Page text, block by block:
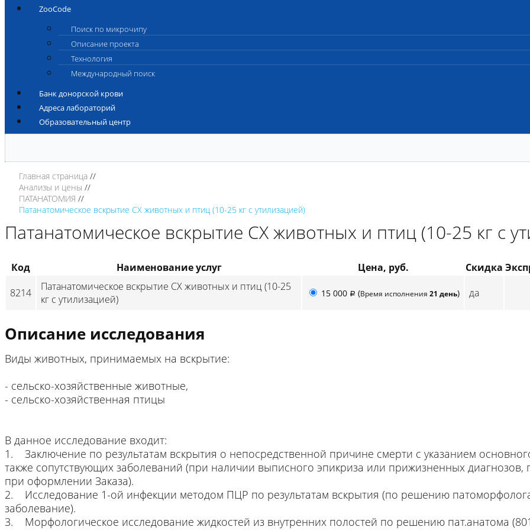
ZooCode
Поиск по микрочипу
Описание проекта
Технология
Международный поиск
Банк донорской крови
Адреса лабораторий
Образовательный центр
Главная страница
Анализы и цены
ПАТАНАТОМИЯ
Патанатомическое вскрытие СХ животных и птиц (10-25 кг с утилизацией)
Патанатомическое вскрытие СХ животных и птиц (10-25 кг с
Код Наименование услуг Цена, руб. Скидка
8214
Патанатомическое вскрытие СХ животных и птиц (10-25
кг с утилизацией)
15 000 p (Время исполнения 21 день) да
Описание исследования
Виды животных, принимаемых на вскрытие:
- сельско-хозяйственные животные,
- сельско-хозяйственная птицы
В данное исследование входит:
1. Заключение по результатам вскрытия о непосредственной причине смерти с указанием
также сопутствующих заболеваний (при наличии выписного эпикриза или прижизненных
при оформлении Заказа).
2. Исследование 1-ой инфекции методом ПЦР по результатам вскрытия (по решению
заболевание).
3. Морфологическое исследование жидкостей из внутренних полостей по решению пат.анатома